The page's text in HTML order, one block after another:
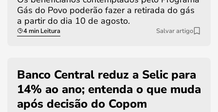
Gás do Povo poderão fazer a retirada do gás
a partir do dia 10 de agosto.
4 min Leitura Salvar artigo
Banco Central reduz a Selic para
14% ao ano; entenda o que muda
após decisão do Copom